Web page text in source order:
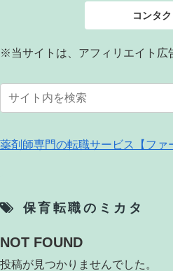
コンタク
※当サイトは、アフィリエイト広
薬剤師専門の転職サービス【ファ
保育転職のミカタ
NOT FOUND
投稿が見つかりませんでした。